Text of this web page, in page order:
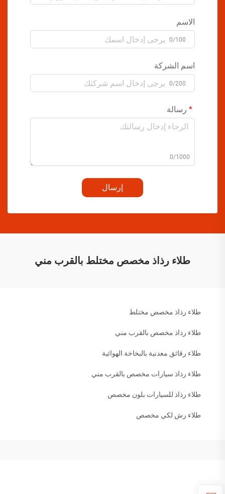
الاسم
0/100
اسم الشركة
0/200
رسالة
0/1000
إرسال
طلاء رذاذ مخصص مختلط بالقرب مني
طلاء رذاذ مخصص مختلط
طلاء رذاذ مخصص بالقرب مني
طلاء رقائق معدنية بالبخاخة الهوائية
طلاء رذاذ سيارات مخصص بالقرب مني
طلاء رذاذ للسيارات بلون مخصص
طلاء رش لكي مخصص